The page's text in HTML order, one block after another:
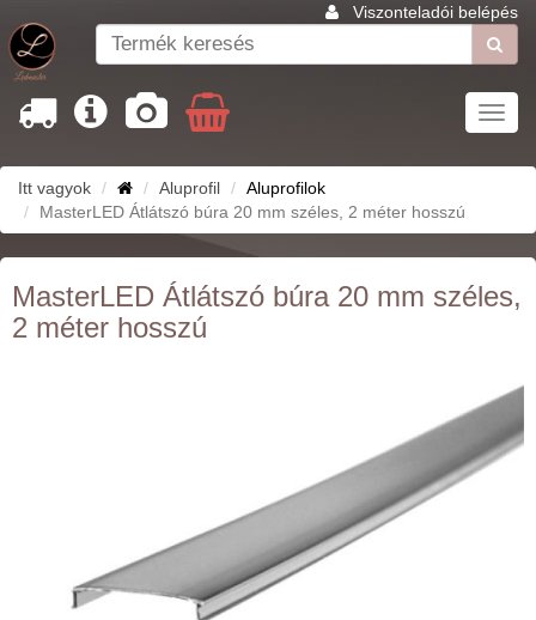
Viszonteladói belépés
Itt vagyok Aluprofil
Aluprofilok
MasterLED Átlátszó búra 20 mm széles, 2 méter hosszú
MasterLED Átlátszó búra 20 mm széles,
2 méter hosszú